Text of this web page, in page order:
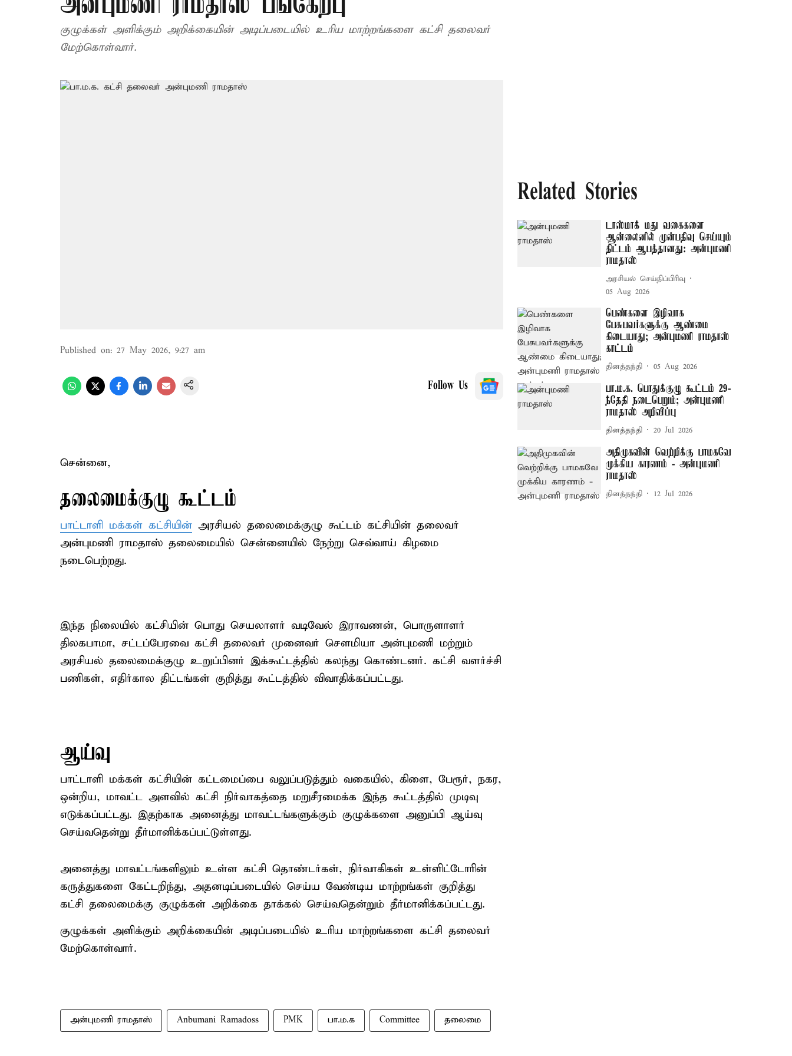
குழுக்கள் அளிக்கும் அறிக்கையின் அடிப்படையில் உரிய மாற்றங்களை கட்சி தலைவர்
மேற்கொள்வார்.
Published on: 27 May 2026, 9:27 am
Follow Us
சென்னை,
தலைமைக்குழு கூட்டம்
பாட்டாளி மக்கள் கட்சியின் அரசியல் தலைமைக்குழு கூட்டம் கட்சியின் தலைவர்
அன்புமணி ராமதாஸ் தலைமையில் சென்னையில் நேற்று செவ்வாய் கிழமை
நடைபெற்றது.
இந்த நிலையில் கட்சியின் பொது செயலாளர் வடிவேல் இராவணன், பொருளாளர்
திலகபாமா, சட்டப்பேரவை கட்சி தலைவர் முனைவர் சௌமியா அன்புமணி மற்றும்
அரசியல் தலைமைக்குழு உறுப்பினர் இக்கூட்டத்தில் கலந்து கொண்டனர். கட்சி வளர்ச்சி
பணிகள், எதிர்கால திட்டங்கள் குறித்து கூட்டத்தில் விவாதிக்கப்பட்டது.
ஆய்வு
பாட்டாளி மக்கள் கட்சியின் கட்டமைப்பை வலுப்படுத்தும் வகையில், கிளை, பேரூர், நகர,
ஒன்றிய, மாவட்ட அளவில் கட்சி நிர்வாகத்தை மறுசீரமைக்க இந்த கூட்டத்தில் முடிவு
எடுக்கப்பட்டது. இதற்காக அனைத்து மாவட்டங்களுக்கும் குழுக்களை அனுப்பி ஆய்வு
செய்வதென்று தீர்மானிக்கப்பட்டுள்ளது.
அனைத்து மாவட்டங்களிலும் உள்ள கட்சி தொண்டர்கள், நிர்வாகிகள் உள்ளிட்டோரின்
கருத்துகளை கேட்டறிந்து, அதனடிப்படையில் செய்ய வேண்டிய மாற்றங்கள் குறித்து
கட்சி தலைமைக்கு குழுக்கள் அறிக்கை தாக்கல் செய்வதென்றும் தீர்மானிக்கப்பட்டது.
குழுக்கள் அளிக்கும் அறிக்கையின் அடிப்படையில் உரிய மாற்றங்களை கட்சி தலைவர்
மேற்கொள்வார்.
அன்புமணி ராமதாஸ் Anbumani Ramadoss PMK பா.ம.க Committee தலைமை
Related Stories
டாஸ்மாக் மது வகைகளை
ஆன்லைனில் முன்பதிவு செய்யும்
திட்டம் ஆபத்தானது: அன்புமணி
ராமதாஸ்
அரசியல் செய்திப்பிரிவு
05 Aug 2026
பெண்களை இழிவாக
பேசுபவர்களுக்கு ஆண்மை
கிடையாது; அன்புமணி ராமதாஸ்
காட்டம்
தினத்தந்தி 05 Aug 2026
பா.ம.க. பொதுக்குழு கூட்டம் 29-
ந்தேதி நடைபெறும்; அன்புமணி
ராமதாஸ் அறிவிப்பு
தினத்தந்தி 20 Jul 2026
அதிமுகவின் வெற்றிக்கு பாமகவே
முக்கிய காரணம் - அன்புமணி
ராமதாஸ்
தினத்தந்தி 12 Jul 2026